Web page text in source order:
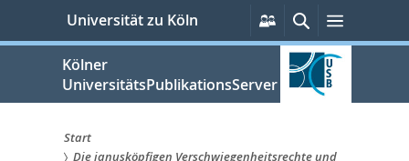
springen
Universität zu Köln
Persönliche
Services
Suche
Kölner
UniversitätsPublikationsServer
Start
Die janusköpfigen Verschwiegenheitsrechte und